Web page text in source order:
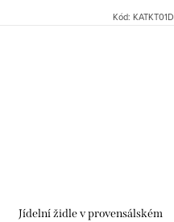
Kód: KATKT01D
Jídelní židle v provensálském